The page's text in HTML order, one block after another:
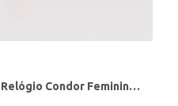
Relógio Condor Feminino DOURADO